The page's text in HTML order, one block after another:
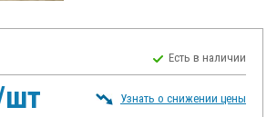
Есть в наличии
шт Узнать о снижении цены